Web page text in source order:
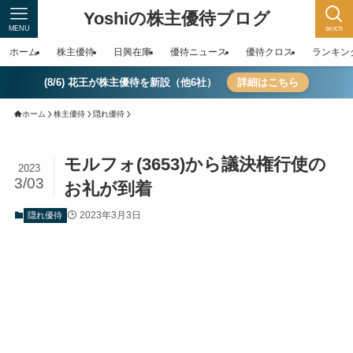
Yoshiの株主優待ブログ serch
MENU
ホーム 株主優待 日興在庫 優待ニュース 優待クロス ランキン
(8/6) 花王が株主優待を新設（他6社） 詳細はこちら
ホーム 株主優待 隠れ優待
モルフォ(3653)から議決権行使の
お礼が到着
2023
3/03
隠れ優待 2023年3月3日